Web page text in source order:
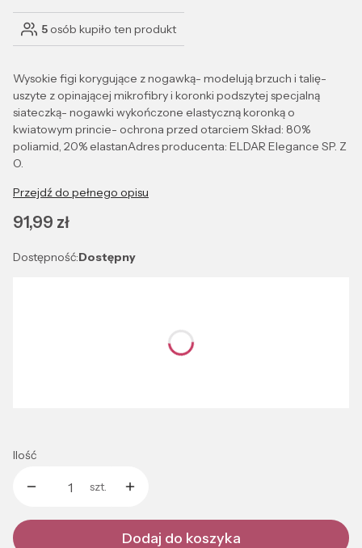
5 osób kupiło ten produkt
Wysokie figi korygujące z nogawką- modelują brzuch i talię-
uszyte z opinającej mikrofibry i koronki podszytej specjalną
siateczką- nogawki wykończone elastyczną koronką o
kwiatowym princie- ochrona przed otarciem Skład: 80%
poliamid, 20% elastanAdres producenta: ELDAR Elegance SP. Z
O.
Przejdź do pełnego opisu
Cena
91,99 zł
Dostępność:Dostępny
Ilość
szt.
Dodaj do koszyka